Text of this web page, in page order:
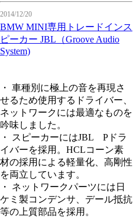
2014/12/20
BMW MINI専用トレードインス
ピーカー JBL（Groove Audio
System)
・ 車種別に極上の音を再現さ
せるため使用するドライバー、
ネットワークには最適なものを
吟味しました。
・ スピーカーにはJBL Pドラ
イバーを採用。HCLコーン素
材の採用による軽量化、高剛性
を両立しています。
・ ネットワークパーツには日
ケミ製コンデンサ、デール抵抗
等の上質部品を採用。